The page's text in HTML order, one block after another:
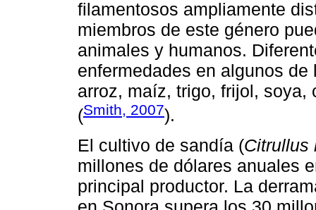
filamentosos ampliamente
miembros de este género
animales y humanos.
enfermedades en algunos
arroz, maíz, trigo, frijol, soya,
(Smith, 2007).
El cultivo de sandía (Citrullus
millones de dólares anuales
principal productor. La